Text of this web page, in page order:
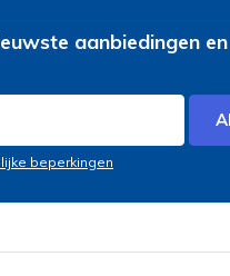
aanbiedingen en
beperkingen